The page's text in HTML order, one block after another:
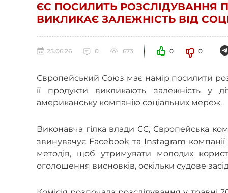
ЄС ПОСИЛИТЬ РОЗСЛІДУВАННЯ
ВИКЛИКАЄ ЗАЛЕЖНІСТЬ ВІД
25.06.26 0 673 0 0
Європейський Союз має намір посилити
її продукти викликають залежність у
американську компанію соціальних мереж.
Виконавча гілка влади ЄС, Європейська
звинувачує Facebook та Instagram
методів, щоб утримувати молодих
оголошення висновків, оскільки судове